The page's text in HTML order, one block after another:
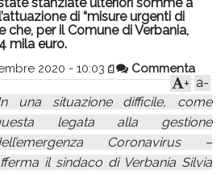
di “misure urgenti di
che, per il Comune di Verbania,
mila euro.
2020 - 10:03 Commenta
a-
+
una situazione difficile, come
legata alla gestione
Coronavirus –
il sindaco di Verbania Silvia